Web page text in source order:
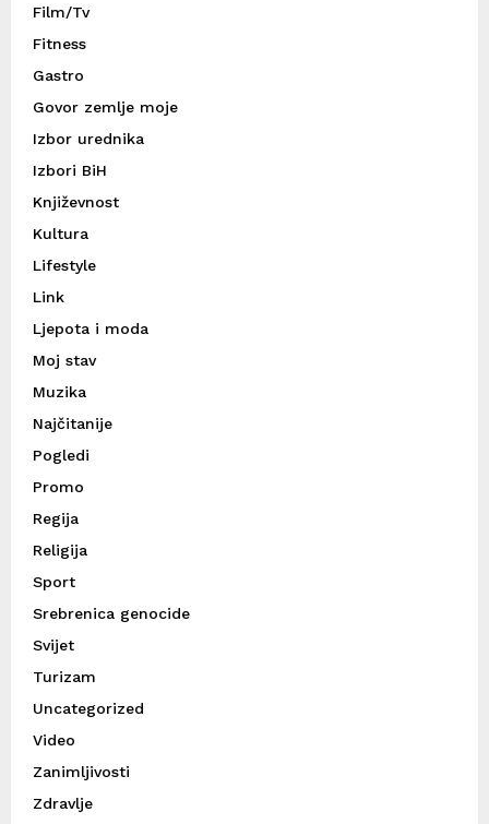
Film/Tv
Fitness
Gastro
Govor zemlje moje
Izbor urednika
Izbori BiH
Književnost
Kultura
Lifestyle
Link
Ljepota i moda
Moj stav
Muzika
Najčitanije
Pogledi
Promo
Regija
Religija
Sport
Srebrenica genocide
Svijet
Turizam
Uncategorized
Video
Zanimljivosti
Zdravlje